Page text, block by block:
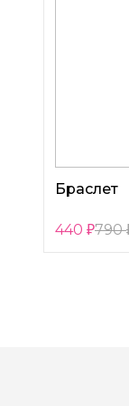
Браслет
440 790